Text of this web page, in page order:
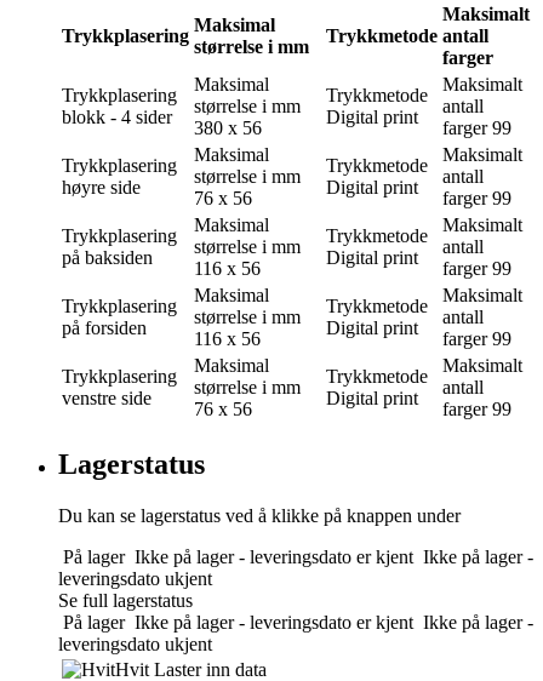
Trykkplasering
Maksimal
størrelse i mm
Trykkmetode
Maksimalt
antall
farger
Trykkplasering
blokk - 4 sider
Maksimal
størrelse i mm
380 x 56
Trykkmetode
Digital print
Maksimalt
antall
farger 99
Trykkplasering
høyre side
Maksimal
størrelse i mm
76 x 56
Trykkmetode
Digital print
Maksimalt
antall
farger 99
Trykkplasering
på baksiden
Maksimal
størrelse i mm
116 x 56
Trykkmetode
Digital print
Maksimalt
antall
farger 99
Trykkplasering
på forsiden
Maksimal
størrelse i mm
116 x 56
Trykkmetode
Digital print
Maksimalt
antall
farger 99
Trykkplasering
venstre side
Maksimal
størrelse i mm
76 x 56
Trykkmetode
Digital print
Maksimalt
antall
farger 99
Lagerstatus
Du kan se lagerstatus ved å klikke på knappen under
På lager Ikke på lager - leveringsdato er kjent Ikke på lager -
leveringsdato ukjent
Se full lagerstatus
På lager Ikke på lager - leveringsdato er kjent Ikke på lager -
leveringsdato ukjent
Hvit Laster inn data